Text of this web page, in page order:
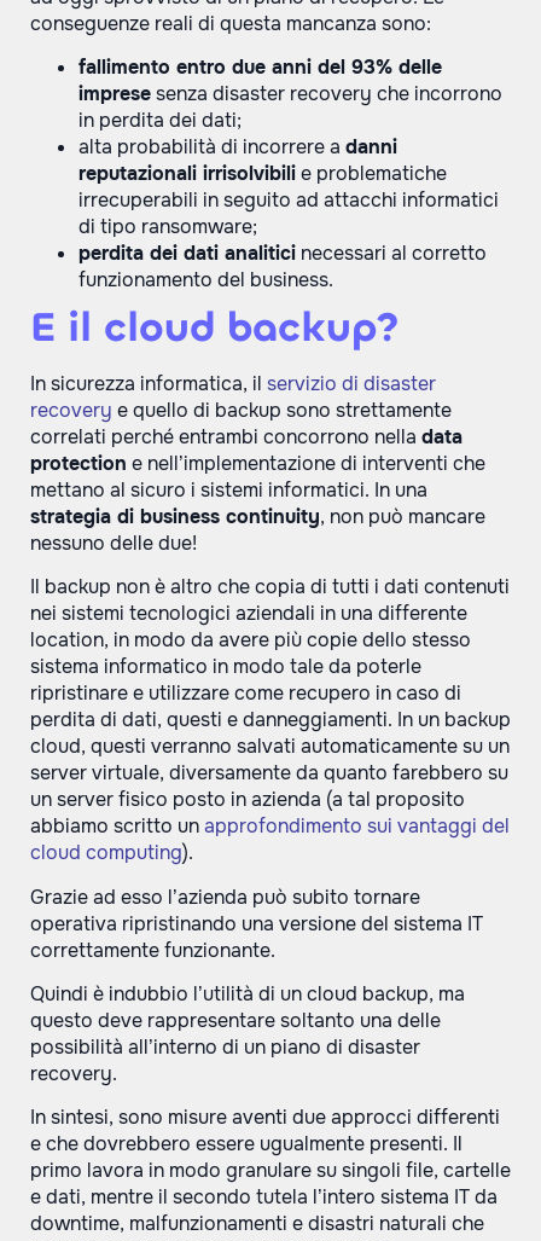
conseguenze reali di questa mancanza sono:
fallimento entro due anni del 93% delle
impresesenza disaster recovery che incorrono
in perdita dei dati;
alta probabilità di incorrere a danni
reputazionali irrisolvibilie problematiche
irrecuperabili in seguito ad attacchi informatici
di tipo ransomware;
perdita dei dati analitici necessari al corretto
funzionamento del business.
E il cloud backup?
In sicurezza informatica, il servizio di disaster
recovery e quello di backup sono strettamente
correlati perché entrambi concorrono nella data
protection e nell’implementazione di interventi che
mettano al sicuro i sistemi informatici. In una
strategia di business continuity, non può mancare
nessuno delle due!
Il backup non è altro che copia di tutti i dati contenuti
nei sistemi tecnologici aziendali in una differente
location, in modo da avere più copie dello stesso
sistema informatico in modo tale da poterle
ripristinare e utilizzare come recupero in caso di
perdita di dati, questi e danneggiamenti. In un backup
cloud, questi verranno salvati automaticamente su un
server virtuale, diversamente da quanto farebbero su
un server fisico posto in azienda (a tal proposito
abbiamo scritto unapprofondimento sui vantaggi del
cloud computing).
Grazie ad esso l’azienda può subito tornare
operativa ripristinando una versione del sistema IT
correttamente funzionante.
Quindi è indubbio l’utilità di un cloud backup, ma
questo deve rappresentare soltanto una delle
possibilità all’interno di un piano di disaster
recovery.
In sintesi, sono misure aventi due approcci differenti
e che dovrebbero essere ugualmente presenti. Il
primo lavora in modo granulare su singoli file, cartelle
e dati, mentre il secondo tutela l’intero sistema IT da
downtime, malfunzionamenti e disastri naturali che